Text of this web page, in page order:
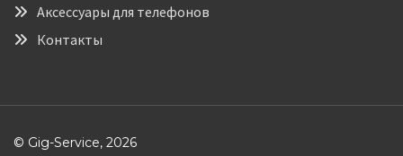
Аксессуары для телефонов
Контакты
© Gig-Service, 2026